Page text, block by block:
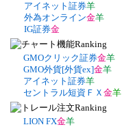
アイネット証券羊
外為オンライン金羊
IG証券金
GMOクリック証券金羊
GMO外貨[外貨ex]金羊
アイネット証券羊
セントラル短資ＦＸ 金羊
LION FX金羊